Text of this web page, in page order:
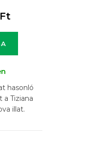
hasonló
a Tiziana
illat.